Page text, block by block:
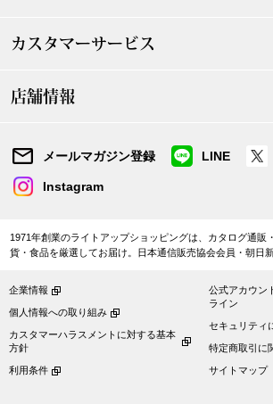
カスタマーサービス
店舗情報
メールマガジン登録 LINE
Instagram
1971年創業のライトアップショッピングは、カタログ通販
貨・食品を厳選してお届け。日本通信販売協会会員・朝日
企業情報
個人情報への取り組み
カスタマーハラスメントに対する基本
方針
利用条件
公式アカウン
ライン
セキュリティ
特定商取引に
サイトマップ